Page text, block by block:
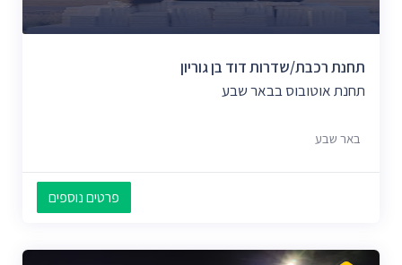
תחנת רכבת/שדרות דוד בן גוריון
תחנת אוטובוס בבאר שבע
באר שבע
פרטים נוספים